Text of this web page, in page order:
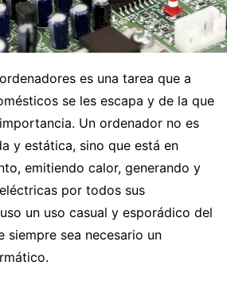
es una tarea que a
se les escapa y de la que
Un ordenador no es
y estática, sino que está en
emitiendo calor, generando y
por todos sus
un uso casual y esporádico del
siempre sea necesario un